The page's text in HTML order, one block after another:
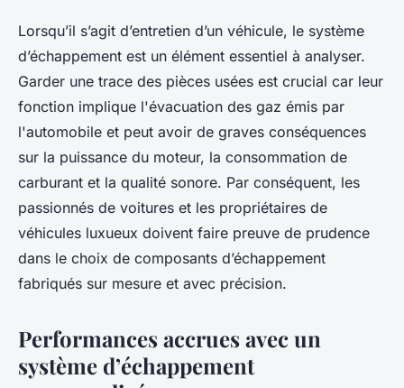
Lorsqu’il s’agit d’entretien d’un véhicule, le système
d’échappement est un élément essentiel à analyser.
Garder une trace des pièces usées est crucial car leur
fonction implique l'évacuation des gaz émis par
l'automobile et peut avoir de graves conséquences
sur la puissance du moteur, la consommation de
carburant et la qualité sonore. Par conséquent, les
passionnés de voitures et les propriétaires de
véhicules luxueux doivent faire preuve de prudence
dans le choix de composants d’échappement
fabriqués sur mesure et avec précision.
Performances accrues avec un
système d’échappement